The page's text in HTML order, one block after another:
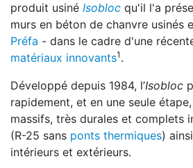
produit usiné Isobloc qu'il l'a
murs en béton de chanvre usinés
Préfa - dans le cadre d'une
matériaux innovants1 .
Développé depuis 1984, l’Isobloc
rapidement, et en une seule
massifs, très durales et complets
(R-25 sans ponts thermiques)
intérieurs et extérieurs.